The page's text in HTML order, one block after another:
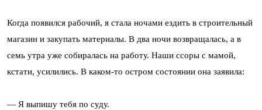
Когда появился рабочий, я стала ночами ездить в строительный
магазин и закупать материалы. В два ночи возвращалась, а в
семь утра уже собиралась на работу. Наши ссоры с мамой,
кстати, усилились. В каком-то остром состоянии она заявила:
— Я выпишу тебя по суду.